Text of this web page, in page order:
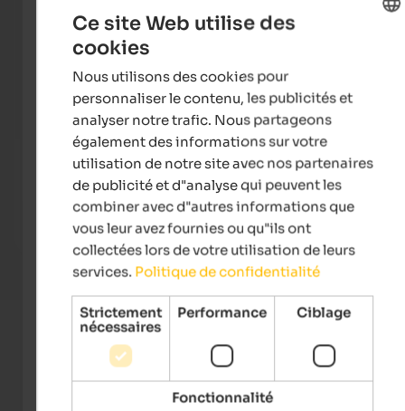
Hotel Leitner
Jewel in the heart of the Eisacktal – the perfect starting
point for adventures in the Gitschberg Jochtal, Drei
Zinnen, Kronplatz and Plose areas.
To the hotel
Ce site Web utilise des
cookies
Nous utilisons des cookies pour
personnaliser le contenu, les publicités et
analyser notre trafic. Nous partageons
également des informations sur votre
utilisation de notre site avec nos partenaires
de publicité et d"analyse qui peuvent les
combiner avec d"autres informations que
vous leur avez fournies ou qu"ils ont
collectées lors de votre utilisation de leurs
services. Politique de confidentialité
Strictement
nécessaires
Performance Ciblage
Fonctionnalité